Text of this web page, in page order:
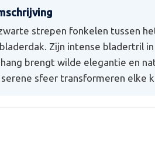
strepen fonkelen tussen
Zijn intense bladertril
brengt wilde elegantie en
serene sfeer transformeren elke